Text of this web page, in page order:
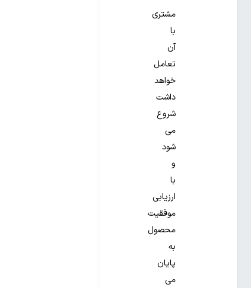
مشتری
با
آن
تعامل
خواهد
داشت
شروع
می
شود
و
با
ارزیابی
موفقیت
محصول
به
پایان
می